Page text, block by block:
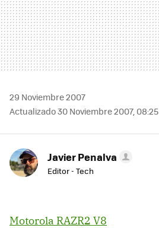
29 Noviembre 2007
Actualizado 30 Noviembre 2007, 08:25
Javier Penalva
Editor - Tech
Motorola RAZR2 V8